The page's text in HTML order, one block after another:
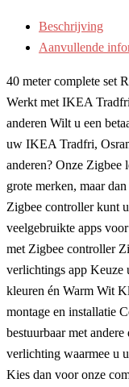
Beschrijving
Aanvullende
40 meter complete set
Werkt met IKEA
anderen Wilt u een
uw IKEA Tradfri,
anderen? Onze Zigbee
grote merken, maar
Zigbee controller kunt
veelgebruikte apps
met Zigbee controller
verlichtings app
kleuren én Warm Wit
montage en installatie
bestuurbaar met
verlichting waarmee u
Kies dan voor onze